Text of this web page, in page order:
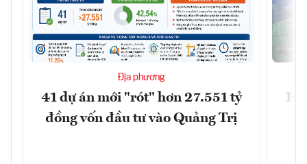
Địa phương
41 dự án mới "rót" hơn 27.551 tỷ
đồng vốn đầu tư vào Quảng Trị
Hà